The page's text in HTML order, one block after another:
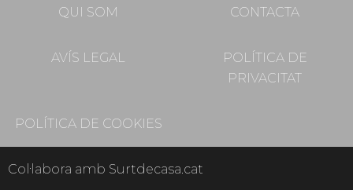
QUI SOM CONTACTA
AVÍS LEGAL
POLÍTICA DE
PRIVACITAT
POLÍTICA DE COOKIES
Col·labora amb Surtdecasa.cat